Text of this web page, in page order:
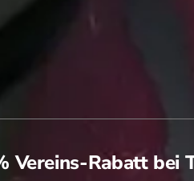
Vereins-Rabatt bei